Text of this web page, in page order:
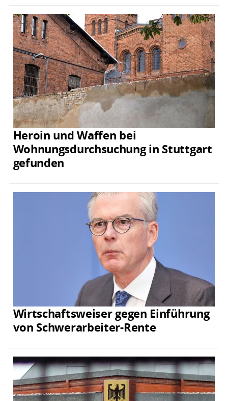
Heroin und Waffen bei
Wohnungsdurchsuchung in Stuttgart
gefunden
Wirtschaftsweiser gegen Einführung
von Schwerarbeiter-Rente